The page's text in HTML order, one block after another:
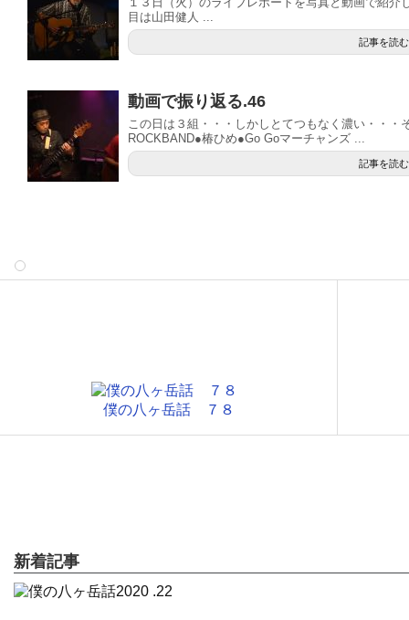
目は山田健人 ...
記事を読む
動画で振り返る.46
この日は３組・・・しかしとてつもなく濃い・・
ROCKBAND●椿ひめ●Go Goマーチャンズ ...
記事を読む
僕の八ヶ岳話 ７８
新着記事